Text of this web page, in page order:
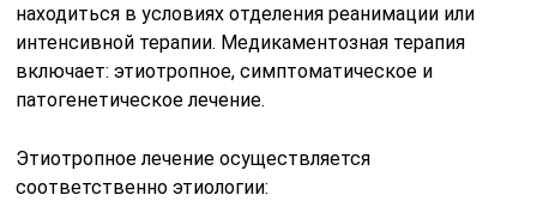
находиться в условиях отделения реанимации или
интенсивной терапии. Медикаментозная терапия
включает: этиотропное, симптоматическое и
патогенетическое лечение.
Этиотропное лечение осуществляется
соответственно этиологии: